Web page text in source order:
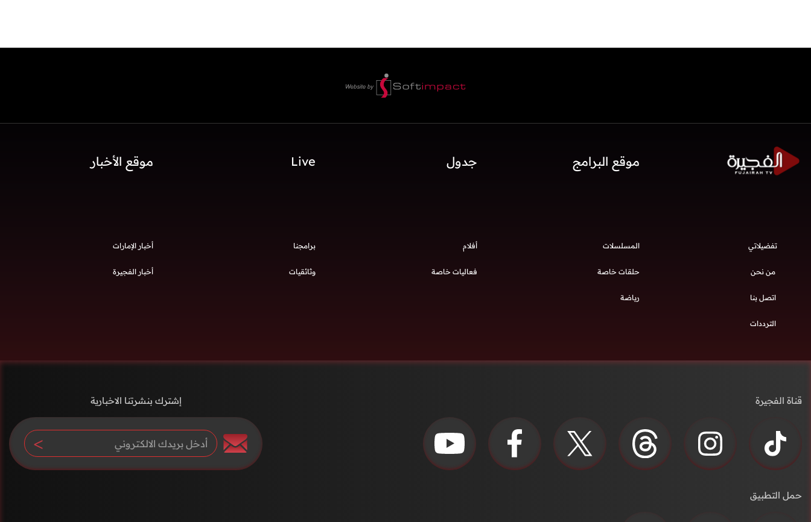
موقع البرامج جدول Live موقع الأخبار
تفضيلاتي
من نحن
اتصل بنا
الترددات
المسلسلات أفلام برامجنا
حلقات خاصة فعاليات خاصة وثائقيات
رياضة
أخبار الإمارات
أخبار الفجيرة
قناة الفجيرة
حمل التطبيق
إشترك بنشرتنا الاخبارية